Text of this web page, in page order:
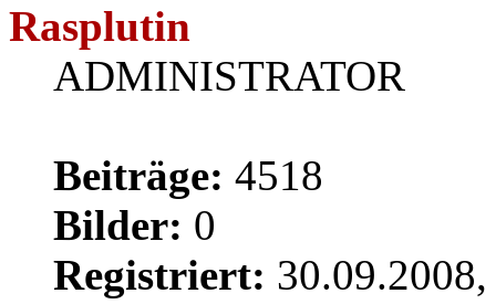
Rasplutin
ADMINISTRATOR
Beiträge: 4518
Bilder: 0
Registriert: